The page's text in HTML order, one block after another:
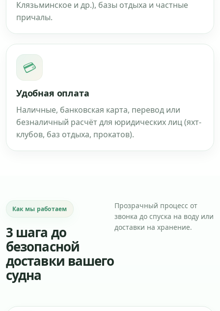
Клязьминское и др.), базы отдыха и частные
причалы.
💳
Удобная оплата
Наличные, банковская карта, перевод или
безналичный расчёт для юридических лиц (яхт-
клубов, баз отдыха, прокатов).
Как мы работаем
3 шага до
безопасной
доставки вашего
судна
Прозрачный процесс от
звонка до спуска на воду или
доставки на хранение.